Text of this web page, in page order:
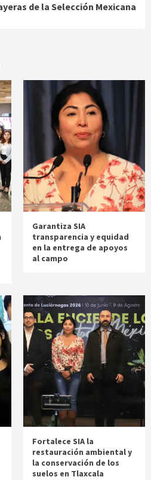
de la Selección Mexicana
Garantiza SIA
transparencia y equidad
en la entrega de apoyos
al campo
Fortalece SIA la
restauración ambiental y
la conservación de los
suelos en Tlaxcala